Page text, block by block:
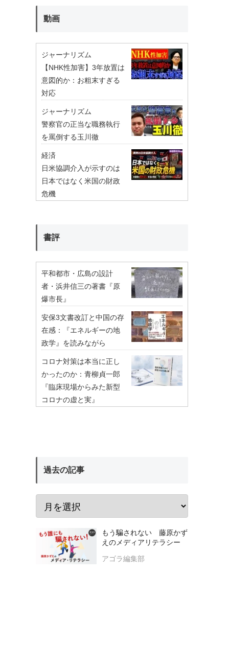
動画
ジャーナリズム
【NHK性加害】3年放置は
意図的か：お粗末すぎる
対応
ジャーナリズム
警察官の正当な職務執行
を罵倒する玉川徹
経済
日米協調介入が示すのは
日本ではなく米国の財政
危機
書評
平和都市・広島の設計
者・浜井信三の著書『原
爆市長』
安保3文書改訂と中国の存
在感：『エネルギーの地
政学』を読みながら
コロナ対策は本当に正し
かったのか：青柳貞一郎
『臨床現場からみた新型
コロナの虚と実』
過去の記事
もう騙されない 藤原かず
えのメディアリテラシー
アゴラ編集部